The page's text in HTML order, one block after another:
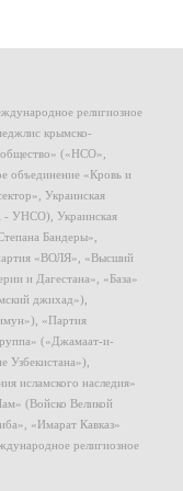
религиозное
крымско-
(«НСО»,
объединение «Кровь и
Украинская
- УНСО), Украинская
Бандеры»,
«ВОЛЯ», «Высший
и Дагестана», «База»
джихад»),
«Партия
(«Джамаат-и-
Узбекистана»),
исламского наследия»
(Войско Великой
«Имарат Кавказ»
религиозное